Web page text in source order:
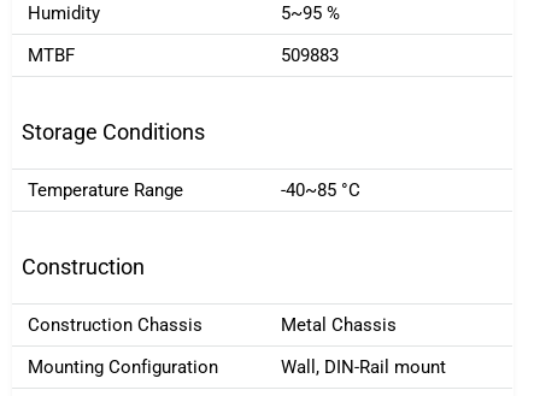
Humidity
5~95 %
MTBF
509883
Storage Conditions
Temperature Range -40~85 °C
Construction
Construction Chassis
Metal Chassis
Mounting Configuration
Wall, DIN-Rail mount